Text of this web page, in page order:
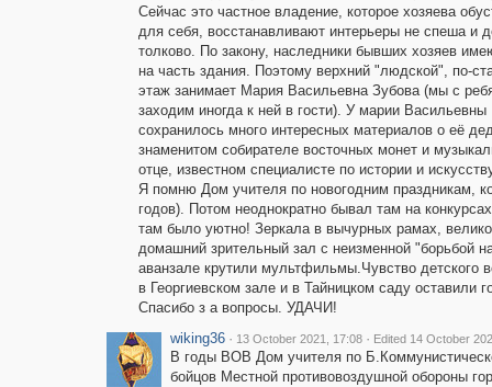
Сейчас это частное владение, которое хозяева
для себя, восстанавливают интерьеры не спеша и
толково. По закону, наследники бывших хозяев
на часть здания. Поэтому верхний "людской", по-
этаж занимает Мария Васильевна Зубова (мы с
заходим иногда к ней в гости). У марии Васильевны
сохранилось много интересных материалов о её
знаменитом собирателе восточных монет и
отце, известном специалисте по истории и
Я помню Дом учителя по новогодним праздникам,
годов). Потом неоднократно бывал там на
там было уютно! Зеркала в вычурных рамах,
домашний зрительный зал с неизменной "борьбой
аванзале крутили мультфильмы.Чувство детского
в Георгиевском зале и в Тайницком саду
Спасибо з а вопросы. УДАЧИ!
wiking36 · 13 October 2021, 17:08 · Edited 14 October
В годы ВОВ Дом учителя по
бойцов Местной противовоздушной обороны